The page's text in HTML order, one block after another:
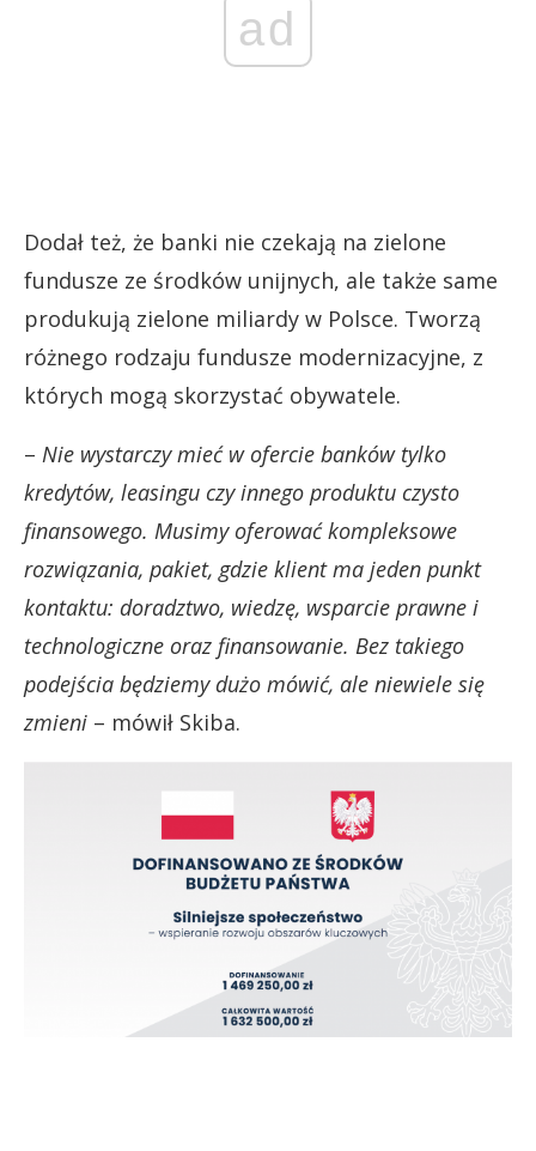
ad
Dodał też, że banki nie czekają na zielone
fundusze ze środków unijnych, ale także same
produkują zielone miliardy w Polsce. Tworzą
różnego rodzaju fundusze modernizacyjne, z
których mogą skorzystać obywatele.
– Nie wystarczy mieć w ofercie banków tylko
kredytów, leasingu czy innego produktu czysto
finansowego. Musimy oferować kompleksowe
rozwiązania, pakiet, gdzie klient ma jeden punkt
kontaktu: doradztwo, wiedzę, wsparcie prawne i
technologiczne oraz finansowanie. Bez takiego
podejścia będziemy dużo mówić, ale niewiele się
zmieni – mówił Skiba.